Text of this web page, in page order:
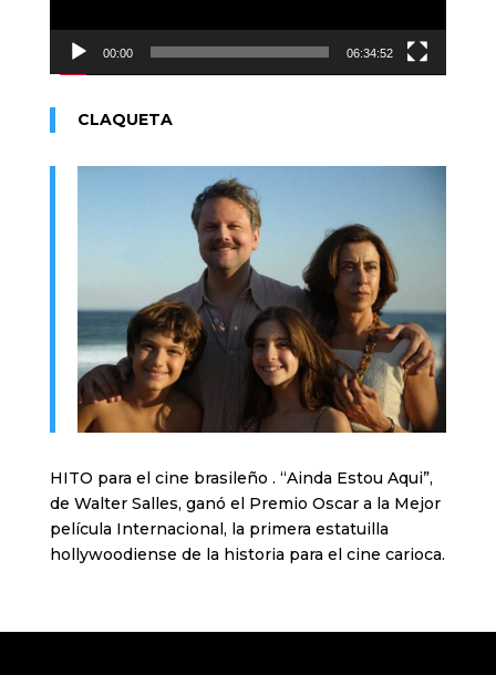
00:00 06:34:52
CLAQUETA
HITO para el cine brasileño . “Ainda Estou Aqui”,
de Walter Salles, ganó el Premio Oscar a la Mejor
película Internacional, la primera estatuilla
hollywoodiense de la historia para el cine carioca.